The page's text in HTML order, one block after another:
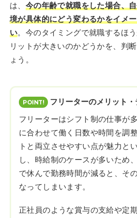
は、 今の年齢で就職をした場合、
境が具体的にどう変わるかをイメ
い。今のタイミングで就職するほ
リットが大きいのかどうかを、判
ょう。
フリーターのメリット
フリーターはシフト制の仕事が
に合わせて働く日数や時間を調
トと両立させやすい点が魅力と
し、時給制のケースが多いため
で休んで勤務時間が減ると、そ
なってしまいます。
正社員のような賞与の支給や定